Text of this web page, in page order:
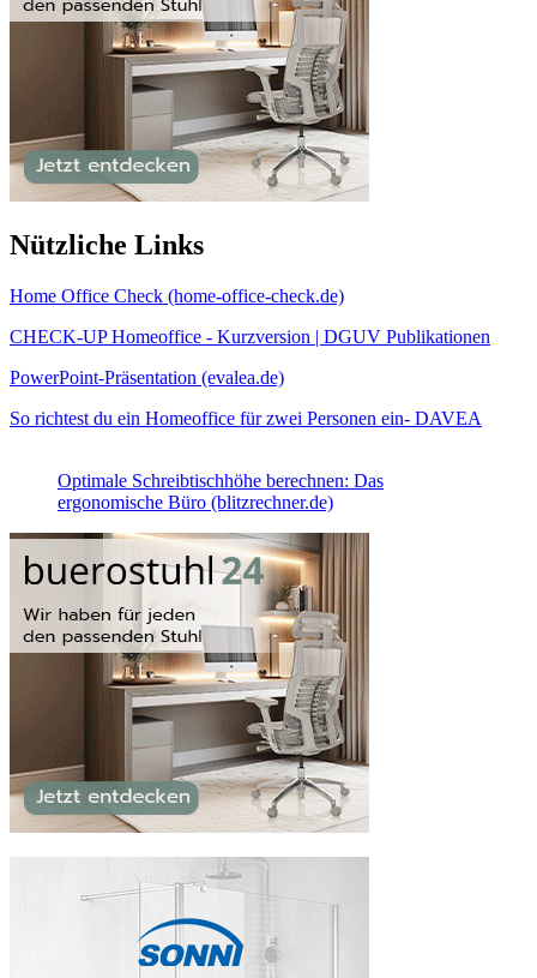
Nützliche Links
Home Office Check (home-office-check.de)
CHECK-UP Homeoffice - Kurzversion | DGUV Publikationen
PowerPoint-Präsentation (evalea.de)
So richtest du ein Homeoffice für zwei Personen ein- DAVEA
Optimale Schreibtischhöhe berechnen: Das
ergonomische Büro (blitzrechner.de)